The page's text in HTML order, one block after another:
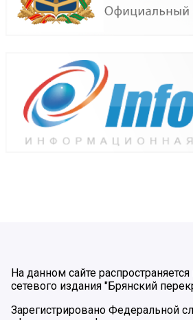
На данном сайте
сетевого издания "Брянский
Зарегистрировано Федеральной